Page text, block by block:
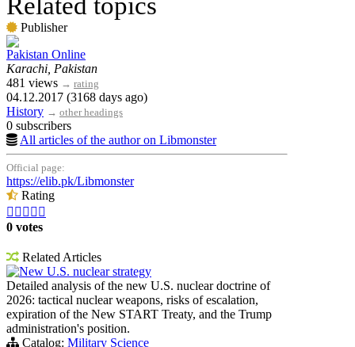
Publisher
Pakistan Online
Karachi, Pakistan
481 views → rating
04.12.2017 (3168 days ago)
History → other headings
0 subscribers
All articles of the author on Libmonster
Official page:
https://elib.pk/Libmonster
Rating
    
0 votes
Related Articles
New U.S. nuclear strategy
Detailed analysis of the new U.S. nuclear doctrine of
2026: tactical nuclear weapons, risks of escalation,
expiration of the New START Treaty, and the Trump
administration's position.
Catalog: Military Science